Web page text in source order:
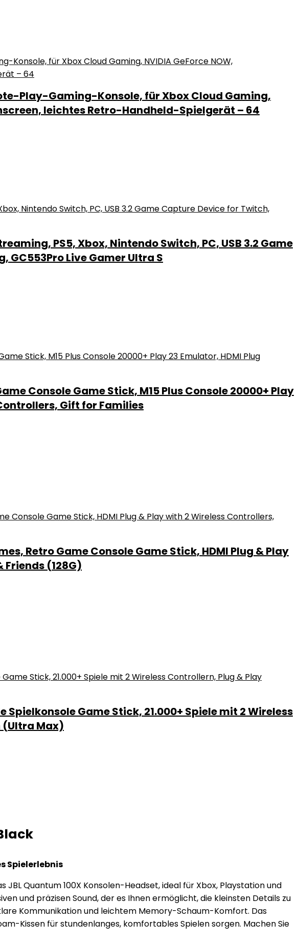
Play-Gaming-Konsole, für Xbox Cloud Gaming,
leichtes Retro-Handheld-Spielgerät – 64
PS5, Xbox, Nintendo Switch, PC, USB 3.2 Game
GC553Pro Live Gamer Ultra S
Console Game Stick, M15 Plus Console 20000+ Play
Gift for Families
Retro Game Console Game Stick, HDMI Plug & Play
(128G)
Spielkonsole Game Stick, 21.000+ Spiele mit 2 Wireless
(Ultra Max)
Spielerlebnis
JBL Quantum 100X Konsolen-Headset, ideal für Xbox, Playstation und
und präzisen Sound, der es Ihnen ermöglicht, die kleinsten Details zu
Kommunikation und leichtem Memory-Schaum-Komfort. Das
Kissen für stundenlanges, komfortables Spielen sorgen. Machen Sie